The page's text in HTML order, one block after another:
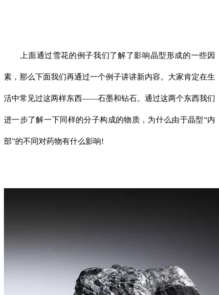
上面通过雪花的例子我们了解了影响晶型形成的一些因
素，那么下面我们再通过一个例子讲讲新内容。大家肯定在生
活中常见过这两样东西——石墨和钻石。通过这两个东西我们
进一步了解一下同样的分子构成的物质，为什么由于晶型“内
部”的不同对药物有什么影响!